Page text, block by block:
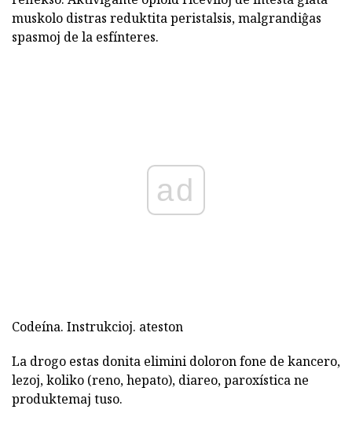
muskolo distras reduktita peristalsis, malgrandiĝas
spasmoj de la esfínteres.
ad
Codeína. Instrukcioj. ateston
La drogo estas donita elimini doloron fone de kancero,
lezoj, koliko (reno, hepato), diareo, paroxística ne
produktemaj tuso.